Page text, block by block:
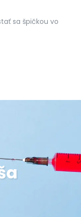
sa špičkou vo